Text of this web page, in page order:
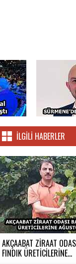
İLGILI HABERLER
AKÇAABAT ZİRAAT
FINDIK ÜRETİCİLERİNE...